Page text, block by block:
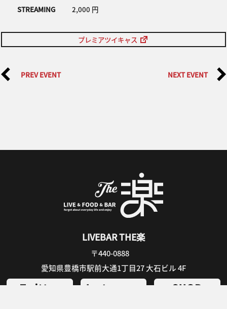
STREAMING 2,000 円
プレミアツイキャス
PREV EVENT NEXT EVENT
LIVEBAR THE楽
〒440-0888
愛知県豊橋市駅前大通1丁目27 大石ビル 4F